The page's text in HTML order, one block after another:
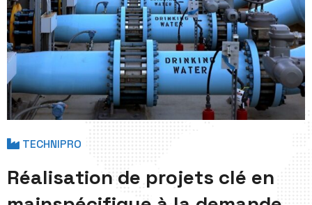
TECHNIPRO
Réalisation de projets clé en